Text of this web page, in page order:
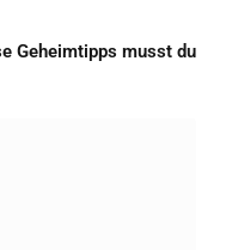
Geheimtipps musst du